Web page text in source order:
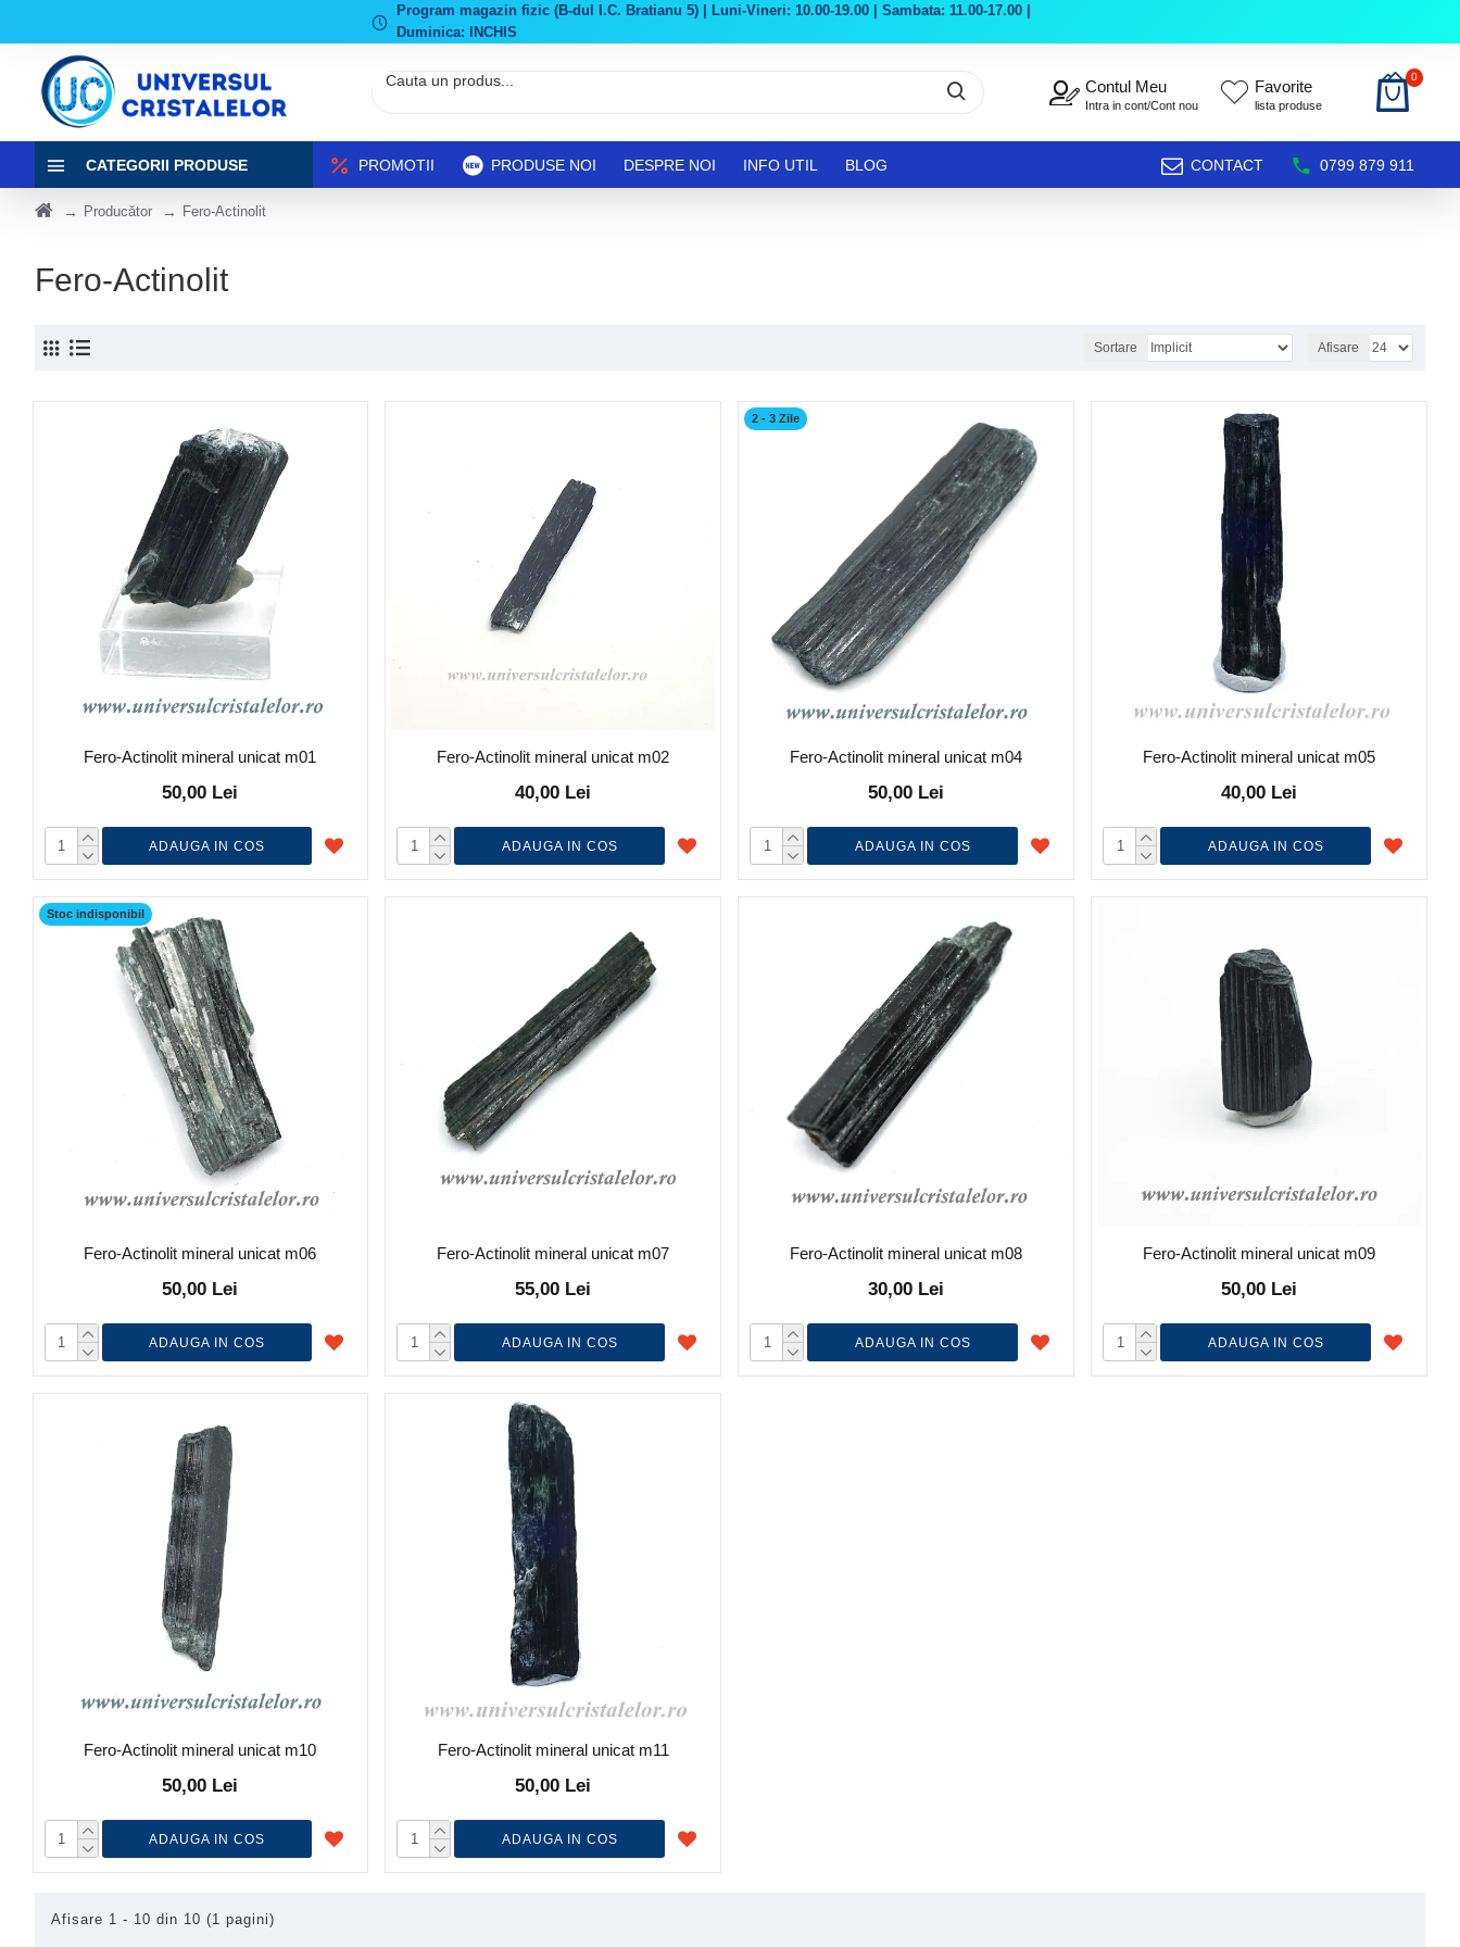
Program magazin fizic (B-dul I.C. Bratianu 5) | Luni-Vineri: 10.00-19.00 | Sambata: 11.00-17.00 |
Duminica: INCHIS
Contul Meu
Intra in cont/Cont nou
Favorite
lista produse
0
CATEGORII PRODUSE PROMOTII PRODUSE NOI DESPRE NOI INFO UTIL BLOG CONTACT 0799 879 911
Producător Fero-Actinolit
Fero-Actinolit
Sortare Afisare
Fero-Actinolit mineral unicat m01
50,00 Lei
ADAUGA IN COS
Fero-Actinolit mineral unicat m02
40,00 Lei
ADAUGA IN COS
2 - 3 Zile
Fero-Actinolit mineral unicat m04
50,00 Lei
ADAUGA IN COS
Fero-Actinolit mineral unicat m05
40,00 Lei
ADAUGA IN COS
Stoc indisponibil
Fero-Actinolit mineral unicat m06
50,00 Lei
ADAUGA IN COS
Fero-Actinolit mineral unicat m07
55,00 Lei
ADAUGA IN COS
Fero-Actinolit mineral unicat m08
30,00 Lei
ADAUGA IN COS
Fero-Actinolit mineral unicat m09
50,00 Lei
ADAUGA IN COS
Fero-Actinolit mineral unicat m10
50,00 Lei
ADAUGA IN COS
Fero-Actinolit mineral unicat m11
50,00 Lei
ADAUGA IN COS
Afisare 1 - 10 din 10 (1 pagini)